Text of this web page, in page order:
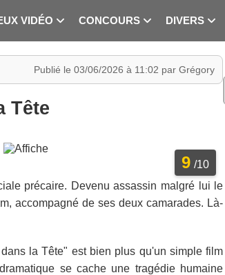
VIDÉO CONCOURS DIVERS
Publié le 03/06/2026 à 11:02 par Grégory
Tête
9 /10
précaire. Devenu assassin malgré lui le
accompagné de ses deux camarades. Là-
la Tête" est bien plus qu'un simple film
se cache une tragédie humaine